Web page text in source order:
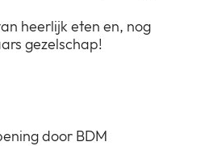
heerlijk eten en, nog
gezelschap!
door BDM